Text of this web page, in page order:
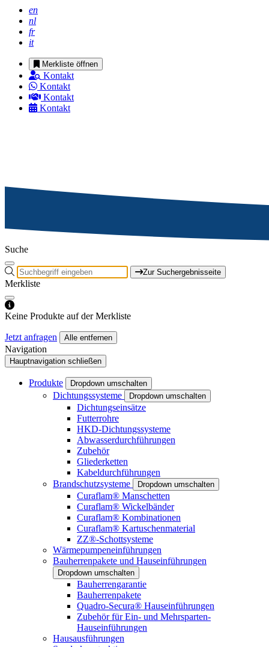
en
nl
fr
it
Merkliste öffnen
Kontakt
Kontakt
Kontakt
Kontakt
Suche
Zur Suchergebnisseite
Merkliste
Keine Produkte auf der Merkliste
Jetzt anfragen Alle entfernen
Navigation
Hauptnavigation schließen
Produkte Dropdown umschalten
Dichtungssysteme Dropdown umschalten
Dichtungseinsätze
Futterrohre
HKD-Dichtungssysteme
Abwasserdurchführungen
Zubehör
Gliederketten
Kabeldurchführungen
Brandschutzsysteme
Dropdown umschalten
Curaflam® Manschetten
Curaflam® Wickelbänder
Curaflam® Kombinationen
Curaflam® Kartuschenmaterial
ZZ®-Schottsysteme
Wärmepumpeneinführungen
Bauherrenpakete und Hauseinführungen
Dropdown umschalten
Bauherrengarantie
Bauherrenpakete
Quadro-Secura® Hauseinführungen
Zubehör für Ein- und Mehrsparten-
Hauseinführungen
Hausausführungen